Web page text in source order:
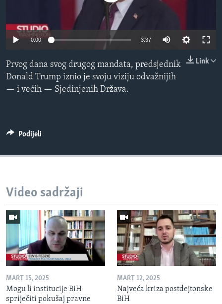
O GLASU AMERIKE
PRATITE NAS
0:00 3:37
360p
Link
Prvog dana svog drugog mandata, predsjednik
Donald Trump iznio je svoju viziju odvažnijih
— i većih — Sjedinjenih Država.
Podijeli
Video sadržaji
MART 15, 2025
Mogu li institucije BiH
spriječiti pokušaj pravne
MART 12, 2025
Najveća kriza postdejtonske
BiH